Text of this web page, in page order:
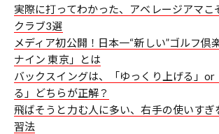
実際に打ってわかった、アベレージアマこ
クラブ3選
メディア初公開！日本一“新しい”ゴルフ倶
ナイン 東京」とは
バックスイングは、「ゆっくり上げる」or
る」どちらが正解？
飛ばそうと力む人に多い、右手の使いすぎ
習法